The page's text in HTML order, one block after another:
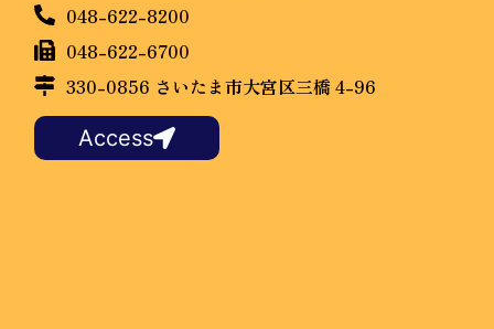
048-622-8200
048-622-6700
330-0856 さいたま市大宮区三橋 4-96
Access